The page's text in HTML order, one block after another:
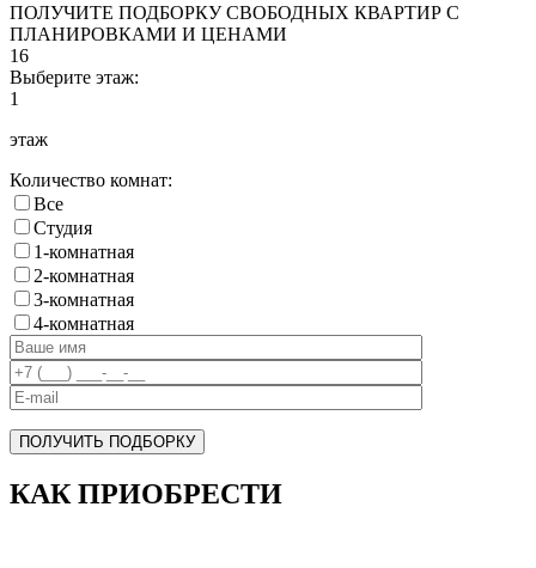
ПОЛУЧИТЕ ПОДБОРКУ СВОБОДНЫХ КВАРТИР С
ПЛАНИРОВКАМИ И ЦЕНАМИ
16
Выберите этаж:
1
этаж
Количество комнат:
Все
Cтудия
1-комнатная
2-комнатная
3-комнатная
4-комнатная
ПОЛУЧИТЬ ПОДБОРКУ
КАК ПРИОБРЕСТИ